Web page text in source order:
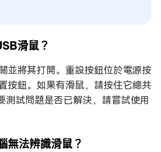
滑鼠？
並將其打開。重設按鈕位於電源按
按鈕。如果有滑鼠，請按住它總共
測試問題是否已解決，請嘗試使用
無法辨識滑鼠？